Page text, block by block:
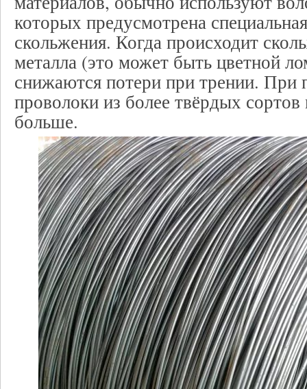
которых предусмотрена
скольжения. Когда происходит
металла (это может быть цветной
снижаются потери при трении. При
проволоки из более твёрдых сортов
больше.